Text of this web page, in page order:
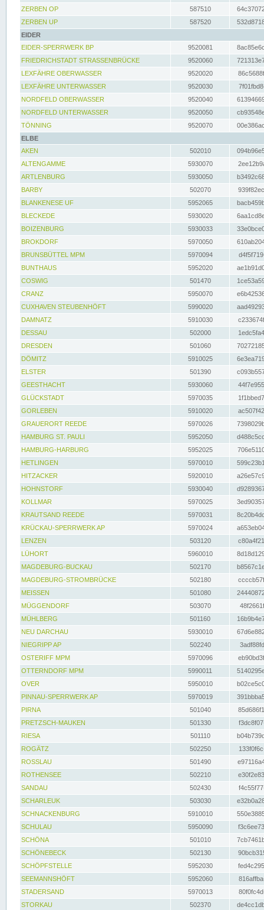
ZERBEN OP
587510
ZERBEN UP
587520
EIDER
EIDER-SPERRWERK BP
9520081
FRIEDRICHSTADT STRASSENBRÜCKE
9520060
LEXFÄHRE OBERWASSER
9520020
LEXFÄHRE UNTERWASSER
9520030
NORDFELD OBERWASSER
9520040
NORDFELD UNTERWASSER
9520050
TÖNNING
9520070
ELBE
AKEN
502010
ALTENGAMME
5930070
ARTLENBURG
5930050
BARBY
502070
BLANKENESE UF
5952065
BLECKEDE
5930020
BOIZENBURG
5930033
BROKDORF
5970050
BRUNSBÜTTEL MPM
5970094
BUNTHAUS
5952020
COSWIG
501470
CRANZ
5950070
CUXHAVEN STEUBENHÖFT
5990020
DAMNATZ
5910030
DESSAU
502000
DRESDEN
501060
DÖMITZ
5910025
ELSTER
501390
GEESTHACHT
5930060
GLÜCKSTADT
5970035
GORLEBEN
5910020
GRAUERORT REEDE
5970026
HAMBURG ST. PAULI
5952050
HAMBURG-HARBURG
5952025
HETLINGEN
5970010
HITZACKER
5920010
HOHNSTORF
5930040
KOLLMAR
5970025
KRAUTSAND REEDE
5970031
KRÜCKAU-SPERRWERK AP
5970024
LENZEN
503120
LÜHORT
5960010
MAGDEBURG-BUCKAU
502170
MAGDEBURG-STROMBRÜCKE
502180
MEISSEN
501080
MÜGGENDORF
503070
MÜHLBERG
501160
NEU DARCHAU
5930010
NIEGRIPP AP
502240
OSTERIFF MPM
5970096
OTTERNDORF MPM
5990011
OVER
5950010
PINNAU-SPERRWERK AP
5970019
PIRNA
501040
PRETZSCH-MAUKEN
501330
RIESA
501110
ROGÄTZ
502250
ROSSLAU
501490
ROTHENSEE
502210
SANDAU
502430
SCHARLEUK
503030
SCHNACKENBURG
5910010
SCHULAU
5950090
SCHÖNA
501010
SCHÖNEBECK
502130
SCHÖPFSTELLE
5952030
SEEMANNSHÖFT
5952060
STADERSAND
5970013
STORKAU
502370